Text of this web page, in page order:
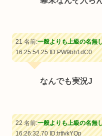
21 名前:一般よりも上級の名無
16:25:54.25ID:PW9bh1dC0
なんでも実況J
22 名前:一般よりも上級の名無
16:26:32.70ID:trtfvkYQp